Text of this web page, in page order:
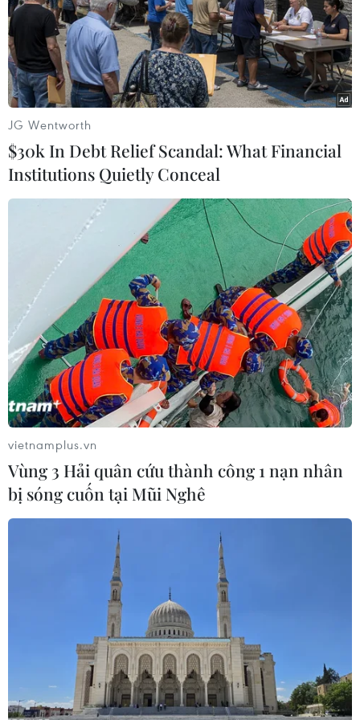
Rơi máy bay cứu hỏa ở Thổ Nhĩ Kỳ, 8
người thiệt mạng
14/08/2021 13:43
5 binh lính Nga và 3 công dân Thổ Nhĩ Kỳ đã thiệt
mạng trong một vụ rơi máy bay cứu hỏa ở miền Nam
Thổ Nhĩ Kỳ, ngày 14/8; các nhân viên cứu hộ đang gấp
rút tới hiện trường.
Rơi máy bay vận tải quân sự mới sản xuất
JG Wentworth
$30k In Debt Relief Scandal: What Financial
Institutions Quietly Conceal
vietnamplus.vn
Vùng 3 Hải quân cứu thành công 1 nạn nhân
bị sóng cuốn tại Mũi Nghê